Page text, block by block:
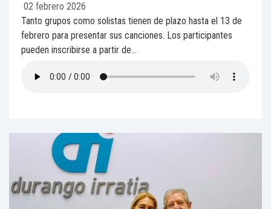
02 febrero 2026
Tanto grupos como solistas tienen de plazo hasta el 13 de
febrero para presentar sus canciones. Los participantes
pueden inscribirse a partir de...